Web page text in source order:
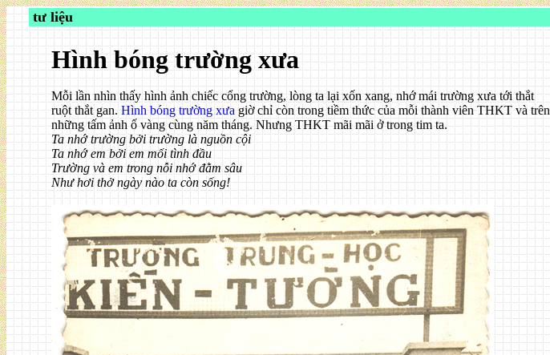
tư liệu
Hình bóng trường xưa
Mỗi lần nhìn thấy hình ảnh chiếc cổng trường, lòng ta lại xốn xang, nhớ mái trường xưa tới thắt
ruột thắt gan. Hình bóng trường xưa giờ chỉ còn trong tiềm thức của mỗi thành viên THKT và trên
những tấm ảnh ố vàng cùng năm tháng. Nhưng THKT mãi mãi ở trong tim ta.
Ta nhớ trường bởi trường là nguồn cội
Ta nhớ em bởi em mối tình đầu
Trường và em trong nỗi nhớ đằm sâu
Như hơi thở ngày nào ta còn sống!